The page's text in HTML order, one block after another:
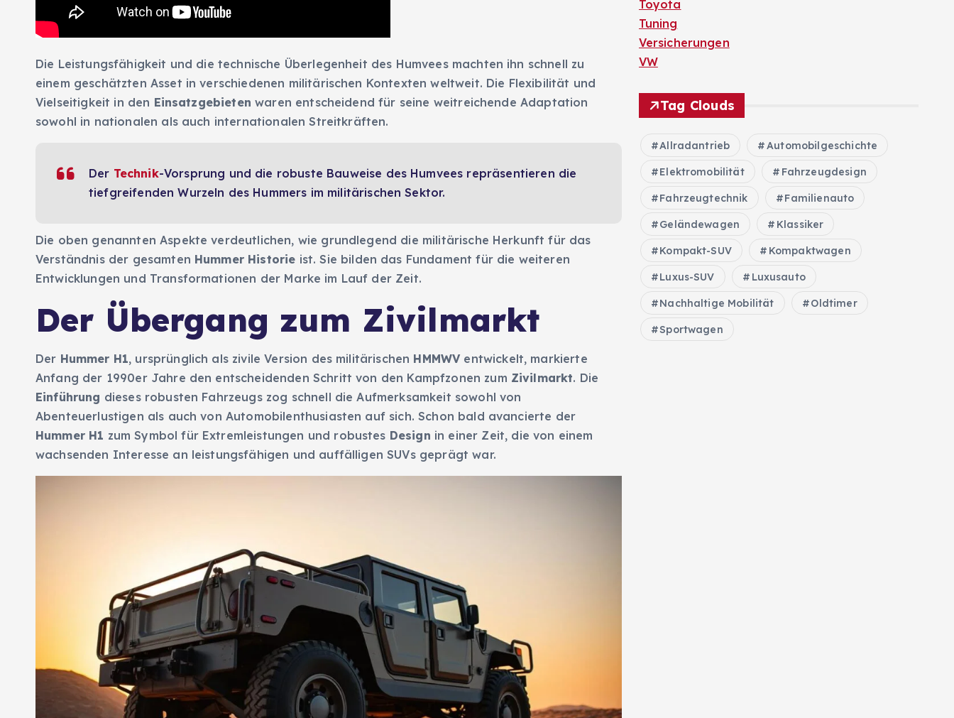
Die Leistungsfähigkeit und die technische Überlegenheit des Humvees machten ihn schnell zu
einem geschätzten Asset in verschiedenen militärischen Kontexten weltweit. Die Flexibilität und
Vielseitigkeit in den Einsatzgebieten waren entscheidend für seine weitreichende Adaptation
sowohl in nationalen als auch internationalen Streitkräften.
Der Technik-Vorsprung und die robuste Bauweise des Humvees repräsentieren die
tiefgreifenden Wurzeln des Hummers im militärischen Sektor.
Die oben genannten Aspekte verdeutlichen, wie grundlegend die militärische Herkunft für das
Verständnis der gesamten Hummer Historie ist. Sie bilden das Fundament für die weiteren
Entwicklungen und Transformationen der Marke im Lauf der Zeit.
Der Übergang zum Zivilmarkt
Der Hummer H1, ursprünglich als zivile Version des militärischen HMMWV entwickelt, markierte
Anfang der 1990er Jahre den entscheidenden Schritt von den Kampfzonen zum Zivilmarkt. Die
Einführung dieses robusten Fahrzeugs zog schnell die Aufmerksamkeit sowohl von
Abenteuerlustigen als auch von Automobilenthusiasten auf sich. Schon bald avancierte der
Hummer H1 zum Symbol für Extremleistungen und robustes Design in einer Zeit, die von einem
wachsenden Interesse an leistungsfähigen und auffälligen SUVs geprägt war.
Toyota
Tuning
Versicherungen
VW
Tag Clouds
Allradantrieb Automobilgeschichte
Elektromobilität Fahrzeugdesign
Fahrzeugtechnik Familienauto
Geländewagen Klassiker
Kompakt-SUV Kompaktwagen
Luxus-SUV Luxusauto
Nachhaltige Mobilität Oldtimer
Sportwagen